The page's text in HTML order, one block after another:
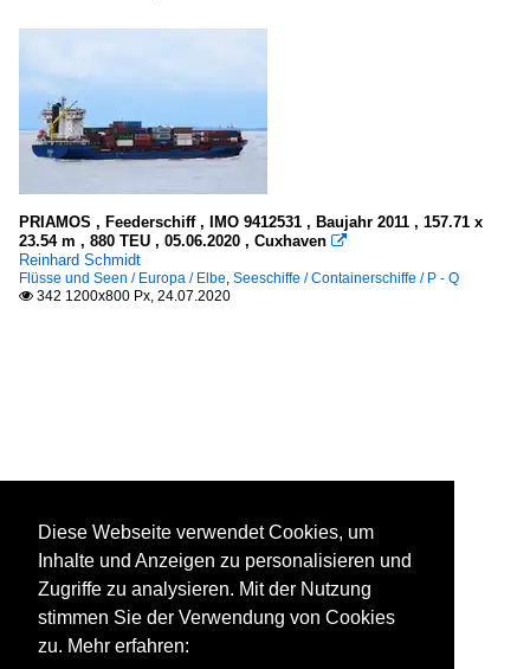
PRIAMOS , Feederschiff , IMO 9412531 , Baujahr 2011 , 157.71 x
23.54 m , 880 TEU , 05.06.2020 , Cuxhaven 
Reinhard Schmidt
Flüsse und Seen / Europa / Elbe, Seeschiffe / Containerschiffe / P - Q
 342 1200x800 Px, 24.07.2020
Diese Webseite verwendet Cookies, um
Inhalte und Anzeigen zu personalisieren und
Zugriffe zu analysieren. Mit der Nutzung
stimmen Sie der Verwendung von Cookies
zu. Mehr erfahren: